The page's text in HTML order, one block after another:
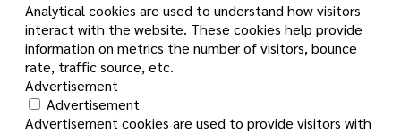
Analytical cookies are used to understand how visitors
interact with the website. These cookies help provide
information on metrics the number of visitors, bounce
rate, traffic source, etc.
Advertisement
Advertisement
Advertisement cookies are used to provide visitors with